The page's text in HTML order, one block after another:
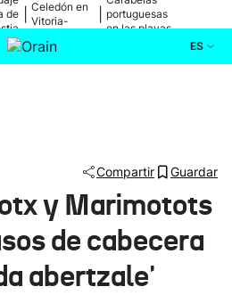
de
Celedón en
Vitoria-
portuguesas
en las playas
ES
Ikusmiran
Eguraldia
Compartir Guardar
y Marimotots
de cabecera
abertzale'